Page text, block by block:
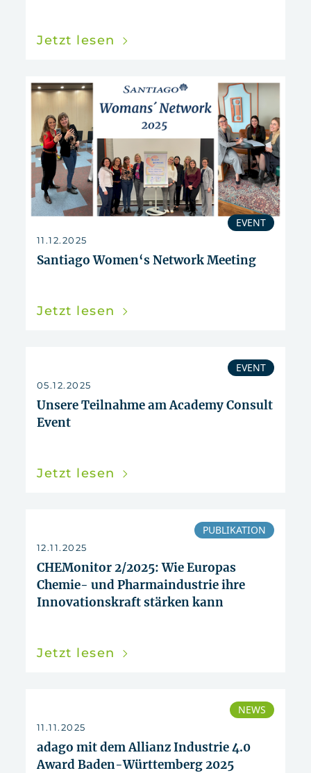
Jetzt lesen
EVENT
11.12.2025
Santiago Women‘s Network Meeting
Jetzt lesen
EVENT
05.12.2025
Unsere Teilnahme am Academy Consult
Event
Jetzt lesen
PUBLIKATION
12.11.2025
CHEMonitor 2/2025: Wie Europas
Chemie- und Pharmaindustrie ihre
Innovationskraft stärken kann
Jetzt lesen
NEWS
11.11.2025
adago mit dem Allianz Industrie 4.0
Award Baden-Württemberg 2025